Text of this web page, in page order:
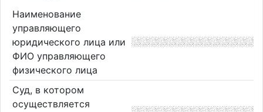
Наименование
управляющего
юридического лица или
ФИО управляющего
физического лица
Суд, в котором
осуществляется